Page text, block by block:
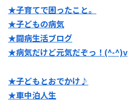
★子育てで困ったこと。
★子どもの病気
★闘病生活ブログ
★病気だけど元気だぞっ！(^-^)v
★子どもとおでかけ♪
★車中泊人生